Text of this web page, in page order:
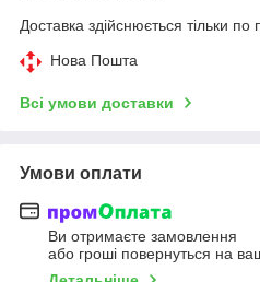
Доставка здійснюється тільки по
Нова Пошта
Всі умови доставки
Умови оплати
Ви отримаєте замовлення
або гроші повернуться на